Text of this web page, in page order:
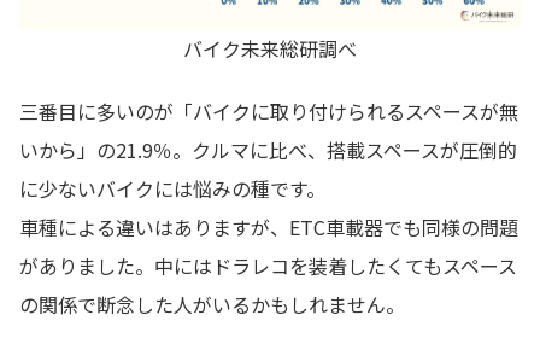
バイク未来総研調べ
三番目に多いのが「バイクに取り付けられるスペースが無
いから」の21.9％。クルマに比べ、搭載スペースが圧倒的
に少ないバイクには悩みの種です。
車種による違いはありますが、ETC車載器でも同様の問題
がありました。中にはドラレコを装着したくてもスペース
の関係で断念した人がいるかもしれません。